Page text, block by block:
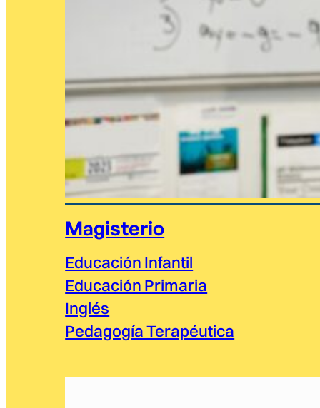
Magisterio
Educación Infantil
Educación Primaria
Inglés
Pedagogía Terapéutica